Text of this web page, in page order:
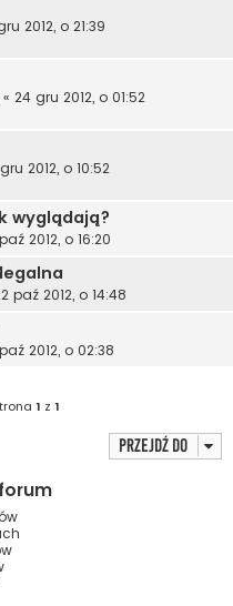
2012, o 21:39
« 24 gru 2012, o 01:52
2012, o 10:52
wyglądają?
2012, o 16:20
paź 2012, o 14:48
2012, o 02:38
1 z 1
Przejdź do